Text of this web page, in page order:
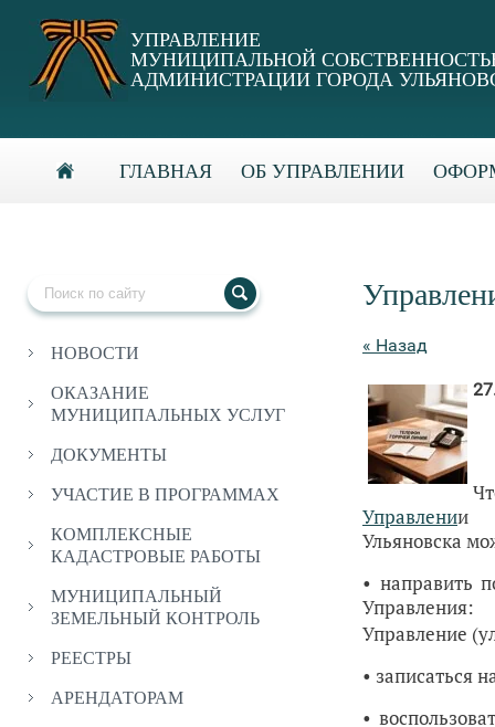
УПРАВЛЕНИЕ
МУНИЦИПАЛЬНОЙ
АДМИНИСТРАЦИИ ГОРОДА
ГЛАВНАЯ ОБ УПРАВЛЕНИИ
НОВОСТИ
ОКАЗАНИЕ
МУНИЦИПАЛЬНЫХ УСЛУГ
ДОКУМЕНТЫ
УЧАСТИЕ В ПРОГРАММАХ
КОМПЛЕКСНЫЕ
КАДАСТРОВЫЕ РАБОТЫ
МУНИЦИПАЛЬНЫЙ
ЗЕМЕЛЬНЫЙ КОНТРОЛЬ
РЕЕСТРЫ
АРЕНДАТОРАМ
« Назад
Управлении
Ульяновска
• направить
Управление
• записаться
•